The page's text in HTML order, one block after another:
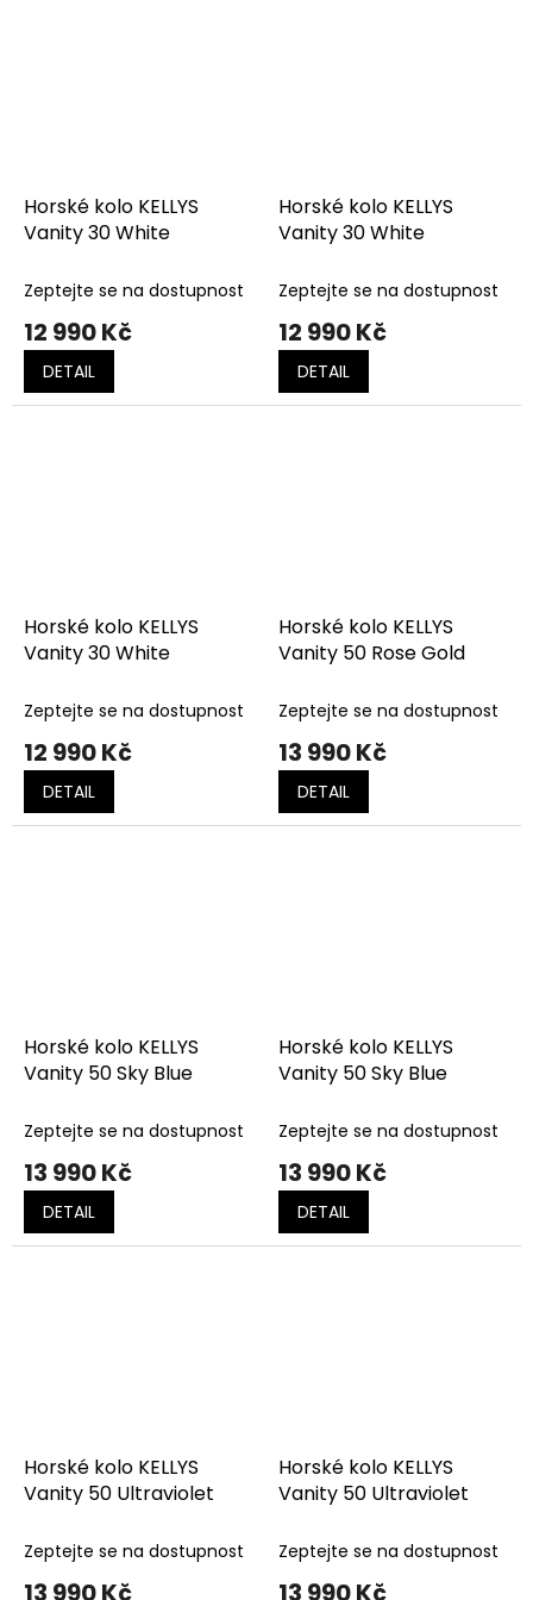
Horské kolo KELLYS
Vanity 30 White
Zeptejte se na dostupnost
12 990 Kč
DETAIL
Horské kolo KELLYS
Vanity 30 White
Zeptejte se na dostupnost
12 990 Kč
DETAIL
Horské kolo KELLYS
Vanity 30 White
Zeptejte se na dostupnost
12 990 Kč
DETAIL
Horské kolo KELLYS
Vanity 50 Rose Gold
Zeptejte se na dostupnost
13 990 Kč
DETAIL
Horské kolo KELLYS
Vanity 50 Sky Blue
Zeptejte se na dostupnost
13 990 Kč
DETAIL
Horské kolo KELLYS
Vanity 50 Sky Blue
Zeptejte se na dostupnost
13 990 Kč
DETAIL
Horské kolo KELLYS
Vanity 50 Ultraviolet
Zeptejte se na dostupnost
13 990 Kč
Horské kolo KELLYS
Vanity 50 Ultraviolet
Zeptejte se na dostupnost
13 990 Kč